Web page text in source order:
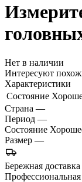
Нет в наличии
Интересуют
Характеристики
Состояние
Страна —
Период —
Состояние
Размер —
Бережная доставка
Профессиональная